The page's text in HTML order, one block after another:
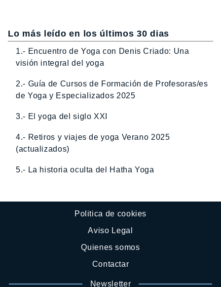
Lo más leído en los últimos 30 dias
1.- Encuentro de Yoga con Denis Criado: Una
visión integral del yoga
2.- Guía de Cursos de Formación de Profesoras/es
de Yoga y Especializados 2025
3.- El yoga del siglo XXI
4.- Retiros y viajes de yoga Verano 2025
(actualizados)
5.- La historia oculta del Hatha Yoga
Politica de cookies
Aviso Legal
Quienes somos
Contactar
Newsletter